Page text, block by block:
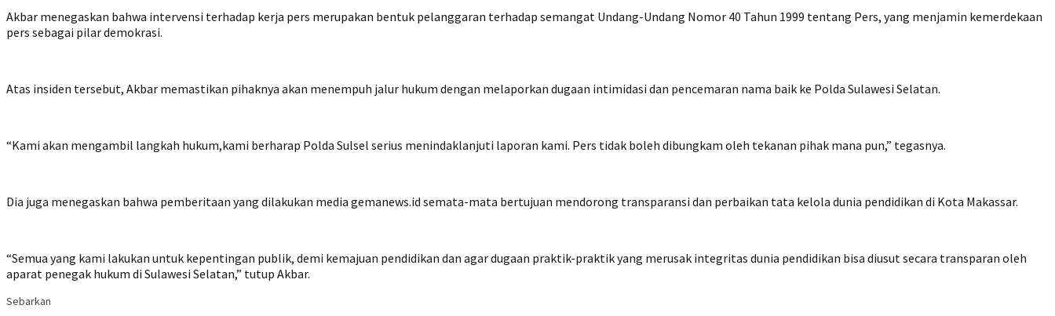
Akbar menegaskan bahwa intervensi terhadap kerja pers merupakan bentuk pelanggaran terhadap semangat Undang-Undang Nomor 40 Tahun 1999 tentang Pers, yang menjamin kemerdekaan
pers sebagai pilar demokrasi.
Atas insiden tersebut, Akbar memastikan pihaknya akan menempuh jalur hukum dengan melaporkan dugaan intimidasi dan pencemaran nama baik ke Polda Sulawesi Selatan.
“Kami akan mengambil langkah hukum,kami berharap Polda Sulsel serius menindaklanjuti laporan kami. Pers tidak boleh dibungkam oleh tekanan pihak mana pun,” tegasnya.
Dia juga menegaskan bahwa pemberitaan yang dilakukan media gemanews.id semata-mata bertujuan mendorong transparansi dan perbaikan tata kelola dunia pendidikan di Kota Makassar.
“Semua yang kami lakukan untuk kepentingan publik, demi kemajuan pendidikan dan agar dugaan praktik-praktik yang merusak integritas dunia pendidikan bisa diusut secara transparan oleh
aparat penegak hukum di Sulawesi Selatan,” tutup Akbar.
Sebarkan